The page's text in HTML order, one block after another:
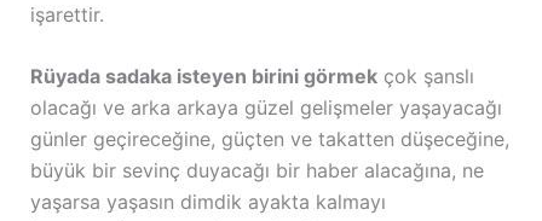
işarettir.
Rüyada sadaka isteyen birini görmekçok şanslı
olacağı ve arka arkaya güzel gelişmeler yaşayacağı
günler geçireceğine, güçten ve takatten düşeceğine,
büyük bir sevinç duyacağı bir haber alacağına, ne
yaşarsa yaşasın dimdik ayakta kalmayı